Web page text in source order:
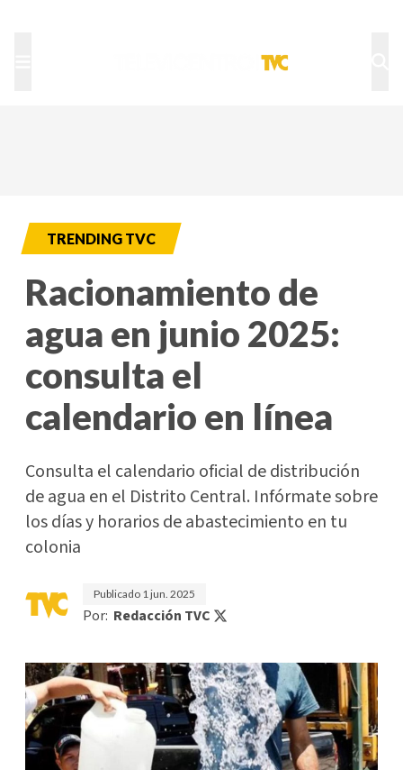
TRENDING TVC
Racionamiento de
agua en junio 2025:
consulta el
calendario en línea
Consulta el calendario oficial de distribución
de agua en el Distrito Central. Infórmate sobre
los días y horarios de abastecimiento en tu
colonia
Publicado 1 jun. 2025
Por: Redacción TVC